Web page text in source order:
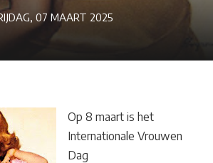
07 MAART 2025
Op 8 maart is het
Internationale Vrouwen
Dag